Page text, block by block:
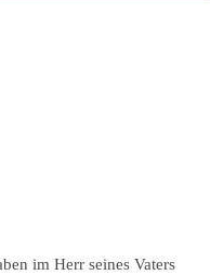
im Herr seines Vaters